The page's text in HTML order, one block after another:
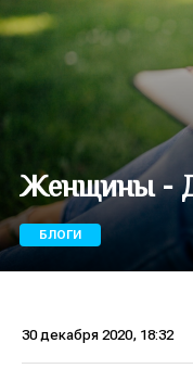
Женщины -
БЛОГИ
30 декабря 2020, 18:32